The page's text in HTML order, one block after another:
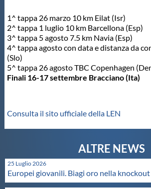
Formazione
GUG
Scuole Nuoto
Area Legislativa
1^ tappa 26 marzo 10 km Eilat (Isr)
2^ tappa 1 luglio 10 km Barcellona (Esp)
3^ tappa 5 agosto 7.5 km Navia (Esp)
4^ tappa agosto con data e distanza da
(Slo)
5^ tappa 26 agosto TBC Copenhagen
Finali 16-17 settembre Bracciano (Ita)
Consulta il sito ufficiale della LEN
25 Luglio 2026
Europei giovanili. Biagi oro nella